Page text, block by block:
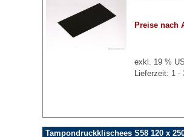
Preise nach
exkl. 19 %
Lieferzeit: 1 -
Tampondruckklischees S58 120 x